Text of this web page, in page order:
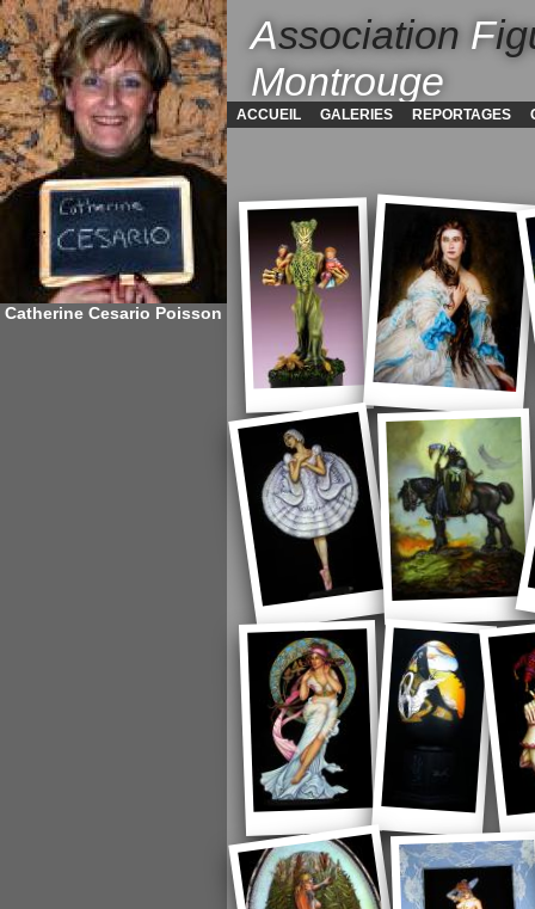
Association F
Montrouge
ACCUEIL GALERIES REPORTAGES
Catherine Cesario Poisson